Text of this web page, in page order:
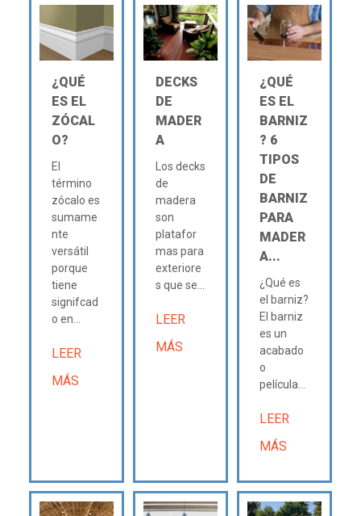
¿QUÉ
ES EL
ZÓCAL
O?
El
término
zócalo es
sumame
nte
versátil
porque
tiene
signifcad
o en...
LEER
MÁS
DECKS
DE
MADER
A
Los decks
de
madera
son
platafor
mas para
exteriore
s que se...
LEER
MÁS
¿QUÉ
ES EL
BARNIZ
? 6
TIPOS
DE
BARNIZ
PARA
MADER
A...
¿Qué es
el barniz?
El barniz
es un
acabado
o
película...
LEER
MÁS